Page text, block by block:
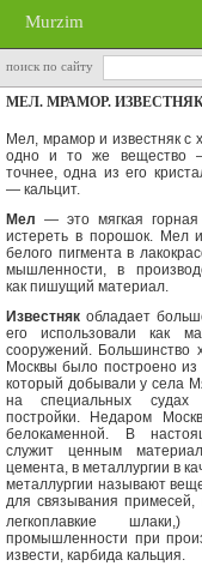
Murzim
поиск по сайту
МЕЛ. МРАМОР.
Мел, мрамор и известняк с
одно и то же вещество
точнее, одна из его
— кальцит.
Мел — это мягкая горная
истереть в порошок. Мел
белого пигмен­та в
мышленности, в
как пишущий материал.
Известняк обладает
его использовали как
сооружений. Большинство
Москвы было построено из
который добыва­ли у села
на специальных судах
постройки. Недаром
белокаменной. В
служит ценным
цемента, в металлургии в
металлургии называ­ют
для связывания
легкоплавкие
промышленности при
извести, карби­да кальция.